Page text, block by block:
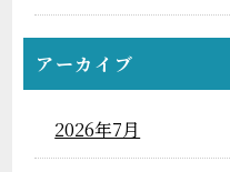
アーカイブ
2026年7月